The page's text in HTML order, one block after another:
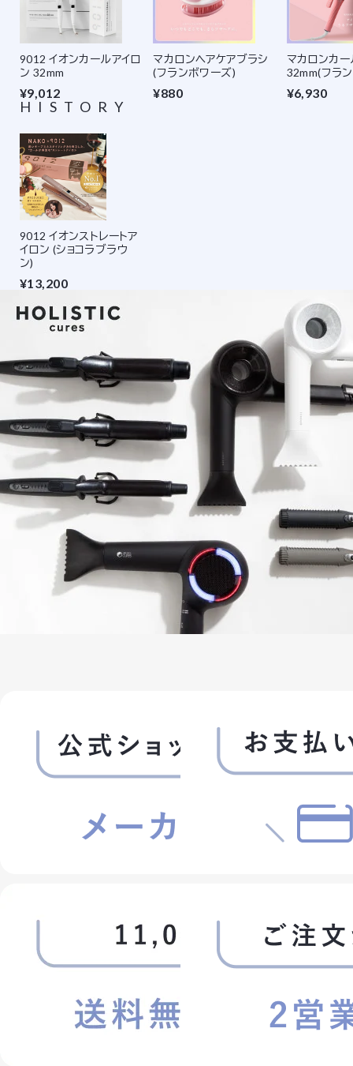
9012 イオンカールアイロ
ン 32mm
¥9,012
マカロンヘアケアブラシ
(フランボワーズ)
¥880
マカロンカー
32mm(フラ
¥6,930
HISTORY
9012 イオンストレートア
イロン (ショコラブラウ
ン)
¥13,200